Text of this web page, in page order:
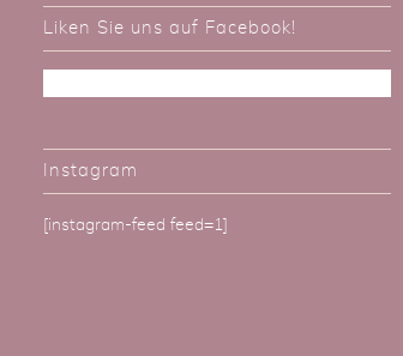
Liken Sie uns auf Facebook!
Instagram
[instagram-feed feed=1]